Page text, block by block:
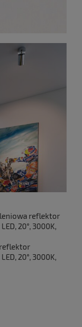
reflektor
20°, 3000K,
reflektor
20°, 3000K,